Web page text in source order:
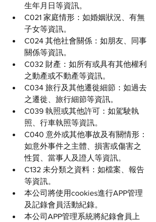
生年月日等資訊。
C021 家庭情形：如婚姻狀況、有無
子女等資訊。
C024 其他社會關係：如朋友、同事
關係等資訊。
C032 財產：如所有或具有其他權利
之動產或不動產等資訊。
C034 旅行及其他遷徙細節：如過去
之遷徙、旅行細節等資訊。
C039 執照或其他許可：如駕駛執
照、行車執照等資訊。
C040 意外或其他事故及有關情形：
如意外事件之主體、損害或傷害之
性質、當事人及證人等資訊。
C132 未分類之資料：如檔案、報告
等資訊。
本公司將使用cookies進行APP管理
及記錄會員活動紀錄。
本公司APP管理系統將紀錄會員上